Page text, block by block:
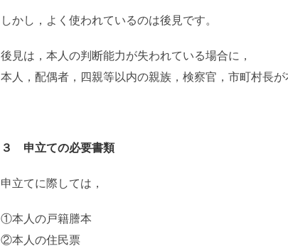
しかし，よく使われているのは後見です。
後見は，本人の判断能力が失われている場合に，
本人，配偶者，四親等以内の親族，検察官，市町村長
３ 申立ての必要書類
申立てに際しては，
①本人の戸籍謄本
②本人の住民票